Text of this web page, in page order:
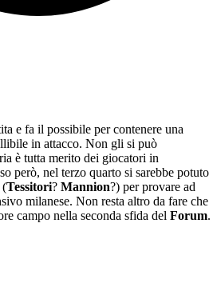
e fa il possibile per contenere una
in attacco. Non gli si può
è tutta merito dei giocatori in
però, nel terzo quarto si sarebbe potuto
(Tessitori? Mannion?) per provare ad
milanese. Non resta altro da fare che
campo nella seconda sfida del Forum.